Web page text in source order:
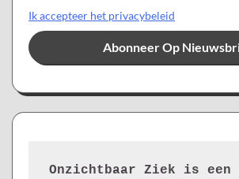
Ik accepteer het privacybeleid
Onzichtbaar Ziek is een